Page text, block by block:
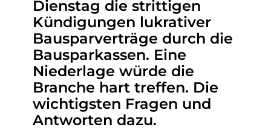
Dienstag die strittigen
Kündigungen lukrativer
Bausparverträge durch die
Bausparkassen. Eine
Niederlage würde die
Branche hart treffen. Die
wichtigsten Fragen und
Antworten dazu.